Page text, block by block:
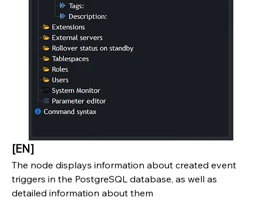
[EN]
The node displays information about created event
triggers in the PostgreSQL database, as well as
detailed information about them